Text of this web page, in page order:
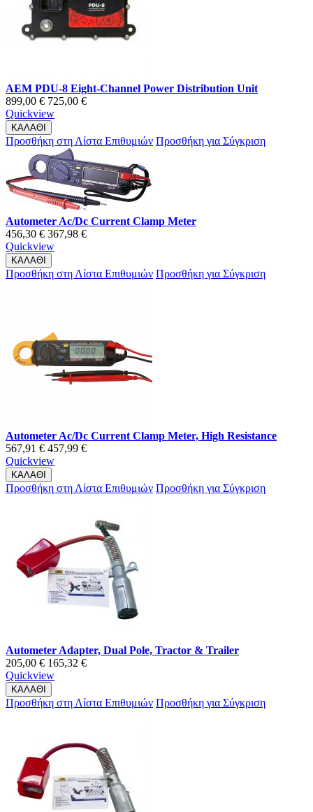
AEM PDU-8 Eight-Channel Power Distribution Unit
899,00 € 725,00 €
Quickview
ΚΑΛΑΘΙ
Προσθήκη στη Λίστα Επιθυμιών Προσθήκη για Σύγκριση
Autometer Ac/Dc Current Clamp Meter
456,30 € 367,98 €
Quickview
ΚΑΛΑΘΙ
Προσθήκη στη Λίστα Επιθυμιών Προσθήκη για Σύγκριση
Autometer Ac/Dc Current Clamp Meter, High Resistance
567,91 € 457,99 €
Quickview
ΚΑΛΑΘΙ
Προσθήκη στη Λίστα Επιθυμιών Προσθήκη για Σύγκριση
Autometer Adapter, Dual Pole, Tractor & Trailer
205,00 € 165,32 €
Quickview
ΚΑΛΑΘΙ
Προσθήκη στη Λίστα Επιθυμιών Προσθήκη για Σύγκριση